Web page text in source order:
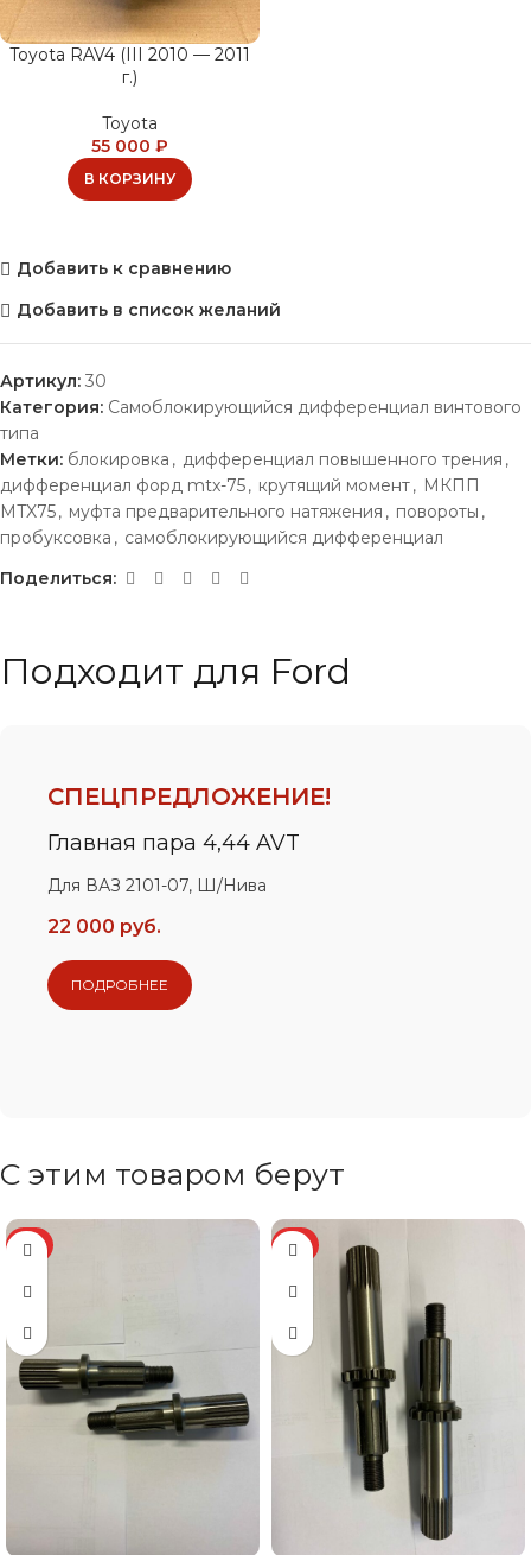
Toyota RAV4 (III 2010 — 2011
г.)
Toyota
55 000 ₽
В КОРЗИНУ
Добавить к сравнению
Добавить в список желаний
Артикул: 30
Категория: Самоблокирующийся дифференциал винтового
типа
Метки: блокировка , дифференциал повышенного трения ,
дифференциал форд mtx-75, крутящий момент, МКПП
MTX75, муфта предварительного натяжения , повороты ,
пробуксовка , самоблокирующийся дифференциал
Поделиться:
Подходит для Ford
СПЕЦПРЕДЛОЖЕНИЕ!
Главная пара 4,44 AVT
Для ВАЗ 2101-07, Ш/Нива
22 000 руб.
ПОДРОБНЕЕ
С этим товаром берут
ХИТ ХИТ